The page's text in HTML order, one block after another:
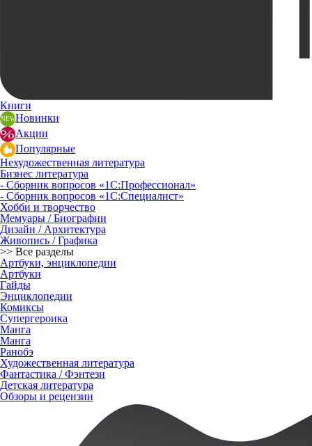
Книги
Новинки
Акции
Популярные
Нехудожественная литература
Бизнес литература
- Сборник вопросов «1С:Профессионал»
- Сборник вопросов «1С:Специалист»
Хобби и творчество
Мемуары / Биографии
Дизайн / Архитектура
Живопись / Графика
>> Все разделы
Артбуки, энциклопедии
Артбуки
Гайды
Энциклопедии
Комиксы
Супергероика
Манга
Манга
Ранобэ
Художественная литература
Фантастика / Фэнтези
Детская литература
Обзоры и рецензии